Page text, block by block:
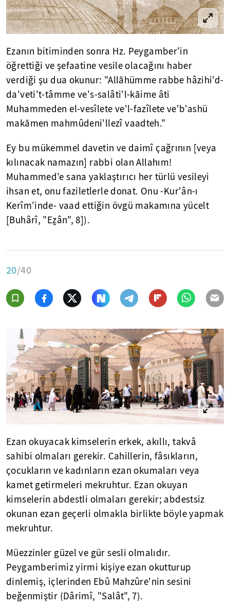
Ezanın bitiminden sonra Hz. Peygamber'in
öğrettiği ve şefaatine vesile olacağını haber
verdiği şu dua okunur: "Allāhümme rabbe hâzihi'd-
da'veti't-tâmme ve's-salâti'l-kāime âti
Muhammeden el-vesîlete ve'l-fazîlete ve'b'ashü
makāmen mahmûdeni'llezî vaadteh."
Ey bu mükemmel davetin ve daimî çağrının [veya
kılınacak namazın] rabbi olan Allahım!
Muhammed'e sana yaklaştırıcı her türlü vesileyi
ihsan et, onu faziletlerle donat. Onu -Kur'ân-ı
Kerîm'inde- vaad ettiğin övgü makamına yücelt
[Buhârî, "Eẕân", 8]).
20/40
Ezan okuyacak kimselerin erkek, akıllı, takvâ
sahibi olmaları gerekir. Cahillerin, fâsıkların,
çocukların ve kadınların ezan okumaları veya
kamet getirmeleri mekruhtur. Ezan okuyan
kimselerin abdestli olmaları gerekir; abdestsiz
okunan ezan geçerli olmakla birlikte böyle yapmak
mekruhtur.
Müezzinler güzel ve gür sesli olmalıdır.
Peygamberimiz yirmi kişiye ezan okutturup
dinlemiş, içlerinden Ebû Mahzûre'nin sesini
beğenmiştir (Dârimî, "Salât", 7).